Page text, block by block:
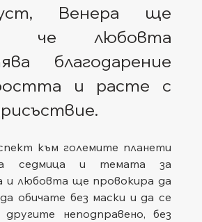
Венера ще
че любовта
благодарение
и расте с
към големите планети
седмица и темата за
и любовта ще провокира да
обичате без маски и да се
неподправено, без